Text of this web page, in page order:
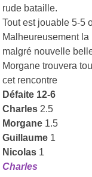
rude bataille.
Tout est jouable 5-5
Malheureusement
malgré nouvelle
Morgane trouvera
cet rencontre
Défaite 12-6
Charles 2.5
Morgane 1.5
Guillaume 1
Nicolas 1
Charles